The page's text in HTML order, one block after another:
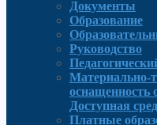
Документы
Образование
Руководcтво
Материально-
оснащенность
Доступная
Платные